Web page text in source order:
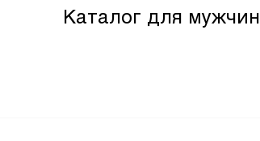
Каталог для мужчин